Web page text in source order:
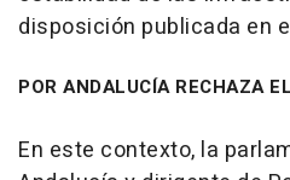
disposición publicada en
POR ANDALUCÍA RECHAZA
En este contexto, la